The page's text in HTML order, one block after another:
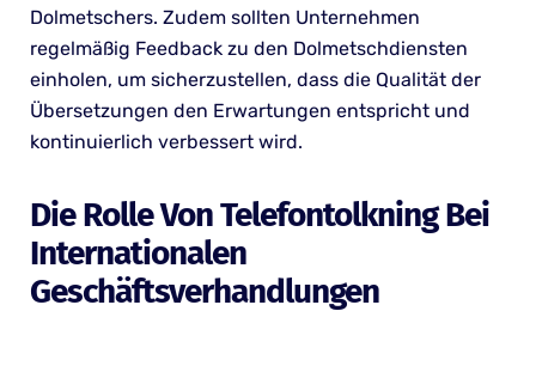
Dolmetschers. Zudem sollten Unternehmen
regelmäßig Feedback zu den Dolmetschdiensten
einholen, um sicherzustellen, dass die Qualität der
Übersetzungen den Erwartungen entspricht und
kontinuierlich verbessert wird.
Die Rolle Von Telefontolkning Bei
Internationalen
Geschäftsverhandlungen